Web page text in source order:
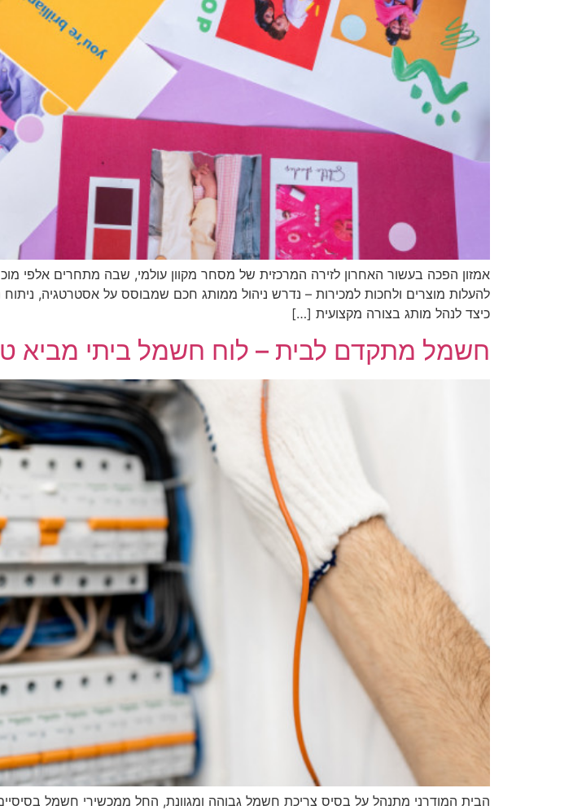
אמזון הפכה בעשור האחרון לזירה המרכזית של מסחר מקוון עולמי, שבה מתחרים אלפי
להעלות מוצרים ולחכות למכירות – נדרש ניהול ממותג חכם שמבוסס על אסטרטגיה, ניתוח
כיצד לנהל מותג בצורה מקצועית […]
חשמל מתקדם לבית – לוח חשמל ביתי מביא
הבית המודרני מתנהל על בסיס צריכת חשמל גבוהה ומגוונת, החל ממכשירי חשמל